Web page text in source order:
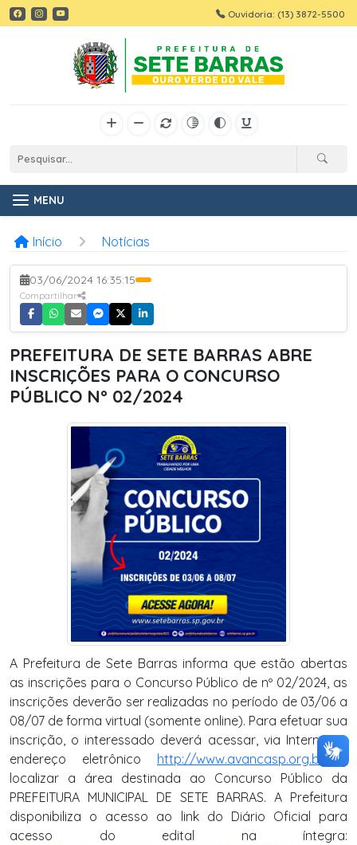
Ouvidoria: (13) 3872-5500
MENU
Início Notícias
03/06/2024 16:35:15
Compartilhar
PREFEITURA DE SETE BARRAS ABRE
INSCRIÇÕES PARA O CONCURSO
PÚBLICO Nº 02/2024
A Prefeitura de Sete Barras informa que estão abertas
as inscrições para o Concurso Público de nº 02/2024, as
inscrições deverão ser realizadas no período de 03/06 a
08/07 de forma virtual (somente online). Para efetuar sua
inscrição, o interessado deverá acessar, via Internet, o
endereço eletrônico http://www.avancasp.org.br e
localizar a área destinada ao Concurso Público da
PREFEITURA MUNICIPAL DE SETE BARRAS. A Prefeitura
disponibiliza o acesso ao link do Diário Oficial para
acesso do edital na íntegra: